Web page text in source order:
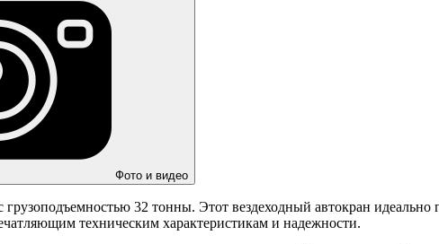
Фото и видео
32 тонны. Этот вездеходный автокран
техническим характеристикам и надежности.